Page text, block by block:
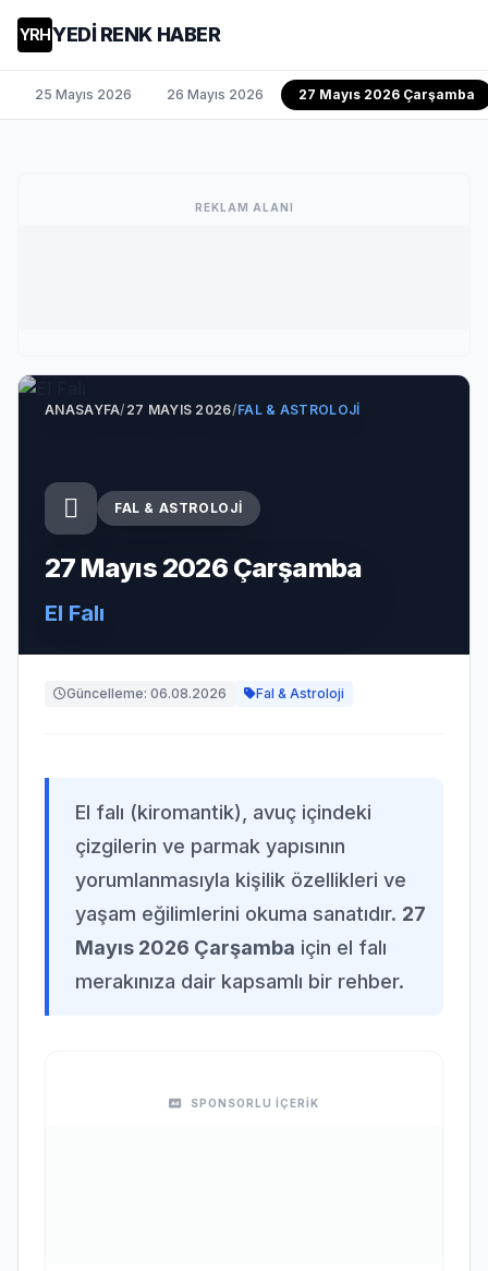
YRHYEDİ RENK HABER
25 Mayıs 2026 26 Mayıs 2026 27 Mayıs 2026 Çarşamba
REKLAM ALANI
ANASAYFA/27 MAYIS 2026/FAL & ASTROLOJI
FAL & ASTROLOJI
27 Mayıs 2026 Çarşamba
El Falı
Güncelleme: 06.08.2026 Fal & Astroloji
El falı (kiromantik), avuç içindeki
çizgilerin ve parmak yapısının
yorumlanmasıyla kişilik özellikleri ve
yaşam eğilimlerini okuma sanatıdır. 27
Mayıs 2026 Çarşamba için el falı
merakınıza dair kapsamlı bir rehber.
SPONSORLU İÇERİK